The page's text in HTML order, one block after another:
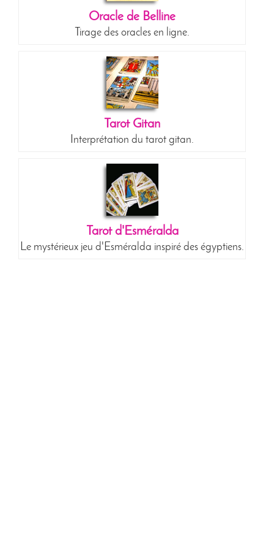
Oracle de Belline
Tirage des oracles en ligne.
Tarot Gitan
Interprétation du tarot gitan.
Tarot d'Esméralda
Le mystérieux jeu d'Esméralda inspiré des égyptiens.